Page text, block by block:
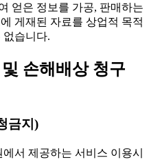
얻은 정보를 가공, 판매하는
게재된 자료를 상업적 목적
없습니다.
손해배상 청구
금지)
서 제공하는 서비스 이용시